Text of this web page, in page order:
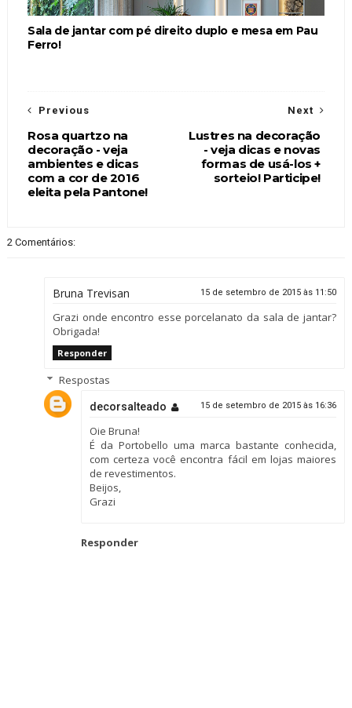
Sala de jantar com pé direito duplo e mesa em Pau
Ferro!
Next
Lustres na decoração
- veja dicas e novas
formas de usá-los +
sorteio! Participe!
Previous
Rosa quartzo na
decoração - veja
ambientes e dicas
com a cor de 2016
eleita pela Pantone!
2 Comentários:
Bruna Trevisan 15 de setembro de 2015 às 11:50
Grazi onde encontro esse porcelanato da sala de jantar?
Obrigada!
Responder
Respostas
decorsalteado 15 de setembro de 2015 às 16:36
Oie Bruna!
É da Portobello uma marca bastante conhecida,
com certeza você encontra fácil em lojas maiores
de revestimentos.
Beijos,
Grazi
Responder